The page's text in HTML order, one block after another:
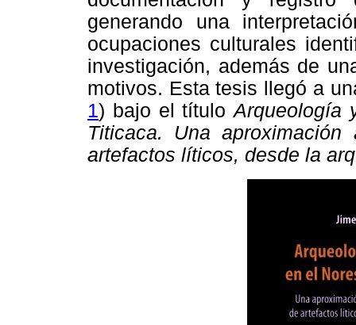
generando una
ocupaciones culturales
investigación, además de
motivos. Esta tesis llegó a
1) bajo el títuloArqueología
Titicaca. Una
artefactos líticos, desde la